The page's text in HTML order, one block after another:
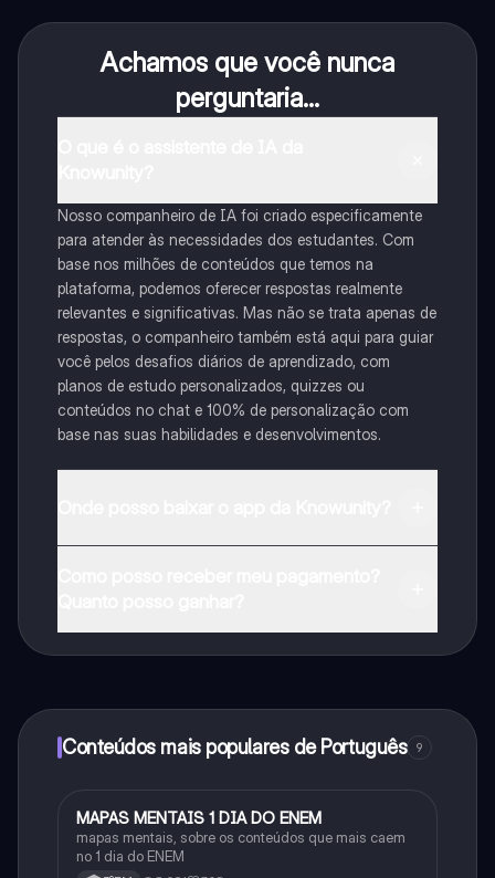
Achamos que você nunca
perguntaria...
Nosso companheiro de IA foi criado especificamente
para atender às necessidades dos estudantes. Com
base nos milhões de conteúdos que temos na
plataforma, podemos oferecer respostas realmente
relevantes e significativas. Mas não se trata apenas de
respostas, o companheiro também está aqui para guiar
você pelos desafios diários de aprendizado, com
planos de estudo personalizados, quizzes ou
conteúdos no chat e 100% de personalização com
base nas suas habilidades e desenvolvimentos.
Conteúdos mais populares de Português 9
Português
MAPAS MENTAIS 1 DIA DO ENEM
mapas mentais, sobre os conteúdos que mais caem
no 1 dia do ENEM